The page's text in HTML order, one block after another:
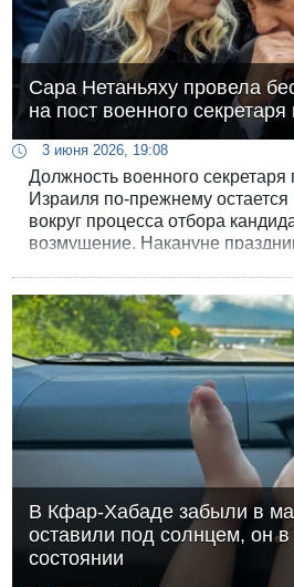
Сара Нетаньяху провела
на пост военного
3 июня 2026, 19:08
Должность военного
Израиля по-прежнему остается
вокруг процесса отбора
возмущение. Накануне
правительства, Сара
одним из офицеров.
волну обвинений в ее
кадровые назначения.
В Кфар-Хабаде забыли в
оставили под солнцем, он
состоянии